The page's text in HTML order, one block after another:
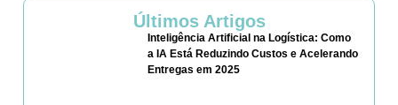
Últimos Artigos
Inteligência Artificial na Logística: Como
a IA Está Reduzindo Custos e Acelerando
Entregas em 2025